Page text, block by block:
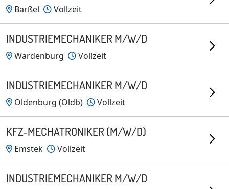
Barßel Vollzeit
INDUSTRIEMECHANIKER M/W/D
Wardenburg Vollzeit
INDUSTRIEMECHANIKER M/W/D
Oldenburg (Oldb) Vollzeit
KFZ-MECHATRONIKER (M/W/D)
Emstek Vollzeit
INDUSTRIEMECHANIKER M/W/D